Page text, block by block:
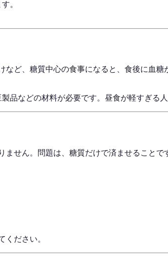
。
ど、糖質中心の食事になると、食後に血
品などの材料が必要です。昼食が軽すぎる
せん。問題は、糖質だけで済ませることで
ください。